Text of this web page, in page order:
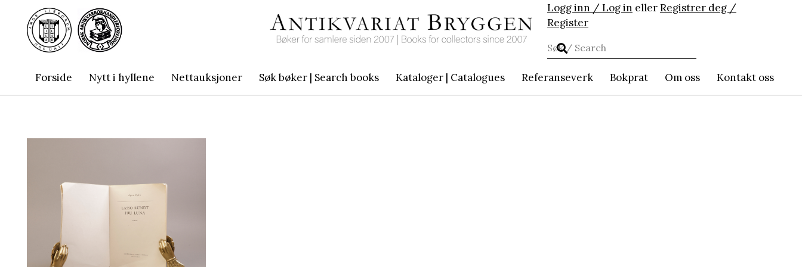
Logg inn / Log in ellerRegistrer deg /
Register
Forside Nytt i hyllene Nettauksjoner Søk bøker | Search books Kataloger | Catalogues Referanseverk Bokprat Om oss Kontakt oss